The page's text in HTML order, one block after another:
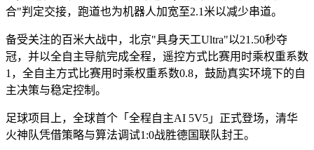
合"判定交接，跑道也为机器人加宽至2.1米以减少串道。
备受关注的百米大战中，北京"具身天工Ultra"以21.50秒夺
冠，并以全自主导航完成全程，遥控方式比赛用时乘权重系数
1，全自主方式比赛用时乘权重系数0.8，鼓励真实环境下的自
主决策与稳定控制。
足球项目上，全球首个「全程自主AI 5V5」正式登场，清华
火神队凭借策略与算法调试1:0战胜德国联队封王。